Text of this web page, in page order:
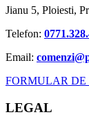
Jianu 5, Ploiesti,
Telefon:
Email:
FORMULAR DE
LEGAL